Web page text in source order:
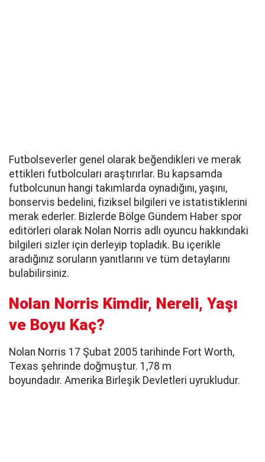
Futbolseverler genel olarak beğendikleri ve merak
ettikleri futbolcuları araştırırlar. Bu kapsamda
futbolcunun hangi takımlarda oynadığını, yaşını,
bonservis bedelini, fiziksel bilgileri ve istatistiklerini
merak ederler. Bizlerde Bölge Gündem Haber spor
editörleri olarak Nolan Norris adlı oyuncu hakkındaki
bilgileri sizler için derleyip topladık. Bu içerikle
aradığınız soruların yanıtlarını ve tüm detaylarını
bulabilirsiniz.
Nolan Norris Kimdir, Nereli, Yaşı
ve Boyu Kaç?
Nolan Norris 17 Şubat 2005 tarihinde Fort Worth,
Texas şehrinde doğmuştur. 1,78 m
boyundadır. Amerika Birleşik Devletleri uyrukludur.